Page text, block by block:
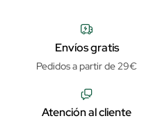
Envíos gratis
Pedidos a partir de 29€
Atención al cliente